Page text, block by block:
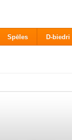
Spēles D-biedri